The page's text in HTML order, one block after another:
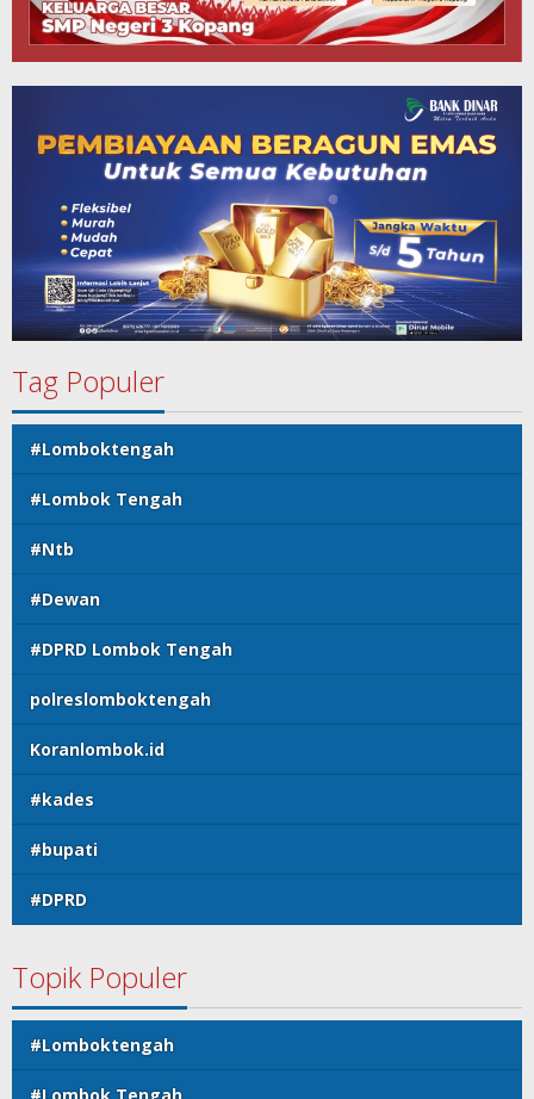
Tag Populer
#Lomboktengah
#Lombok Tengah
#Ntb
#Dewan
#DPRD Lombok Tengah
polreslomboktengah
Koranlombok.id
#kades
#bupati
#DPRD
Topik Populer
#Lomboktengah